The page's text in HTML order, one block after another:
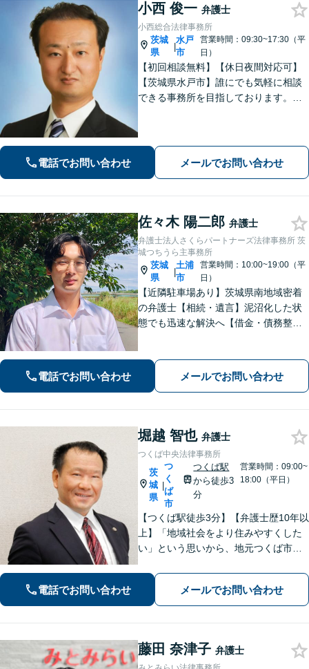
小西 俊一 弁護士
小西総合法律事務所
茨城
県
|
水戸
市
営業時間：09:30~17:30（平
日）
【初回相談無料】【休日夜間対応可】
【茨城県水戸市】誰にでも気軽に相談
できる事務所を目指しております。依
にご相談ください。
電話でお問い合わせ メールでお問い合わせ
佐々木 陽二郎 弁護士
弁護士法人さくらパートナーズ法律事務所 茨
城つちうら主事務所
茨城
県
|
土浦
市
営業時間：10:00~19:00（平
日）
【近隣駐車場あり】茨城県南地域密着
の弁護士【相続・遺言】泥沼化した状
態でも迅速な解決へ【借金・債務整
す。【初回面談無料】【法テラス利用
可】【休日・夜間対応可】
電話でお問い合わせ メールでお問い合わせ
堀越 智也 弁護士
つくば中央法律事務所
茨
城
県
|
つ
く
ば
市
つくば駅
から徒歩3
分
営業時間：09:00~
18:00（平日）
【つくば駅徒歩3分】【弁護士歴10年以
上】「地域社会をより住みやすくした
い」という思いから、地元つくば市で
育費など幅広いトラブルに対応【相
続・遺言】残された借金・不動産に困
っていませんか？
電話でお問い合わせ メールでお問い合わせ
藤田 奈津子 弁護士